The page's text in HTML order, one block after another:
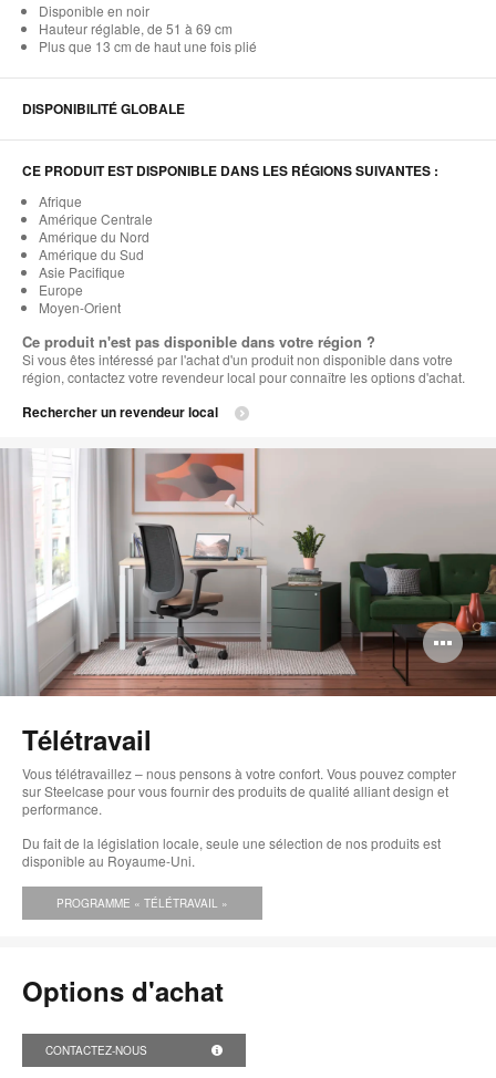
Disponible en noir
Hauteur réglable, de 51 à 69 cm
Plus que 13 cm de haut une fois plié
DISPONIBILITÉ GLOBALE
CE PRODUIT EST DISPONIBLE DANS LES RÉGIONS SUIVANTES :
Afrique
Amérique Centrale
Amérique du Nord
Amérique du Sud
Asie Pacifique
Europe
Moyen-Orient
Ce produit n'est pas disponible dans votre région ?
Si vous êtes intéressé par l'achat d'un produit non disponible dans votre
région, contactez votre revendeur local pour connaître les options d'achat.
Rechercher un revendeur local
Télétravail
Vous télétravaillez – nous pensons à votre confort. Vous pouvez compter
sur Steelcase pour vous fournir des produits de qualité alliant design et
performance.
Du fait de la législation locale, seule une sélection de nos produits est
disponible au Royaume-Uni.
PROGRAMME « TÉLÉTRAVAIL »
Options d'achat
CONTACTEZ-NOUS